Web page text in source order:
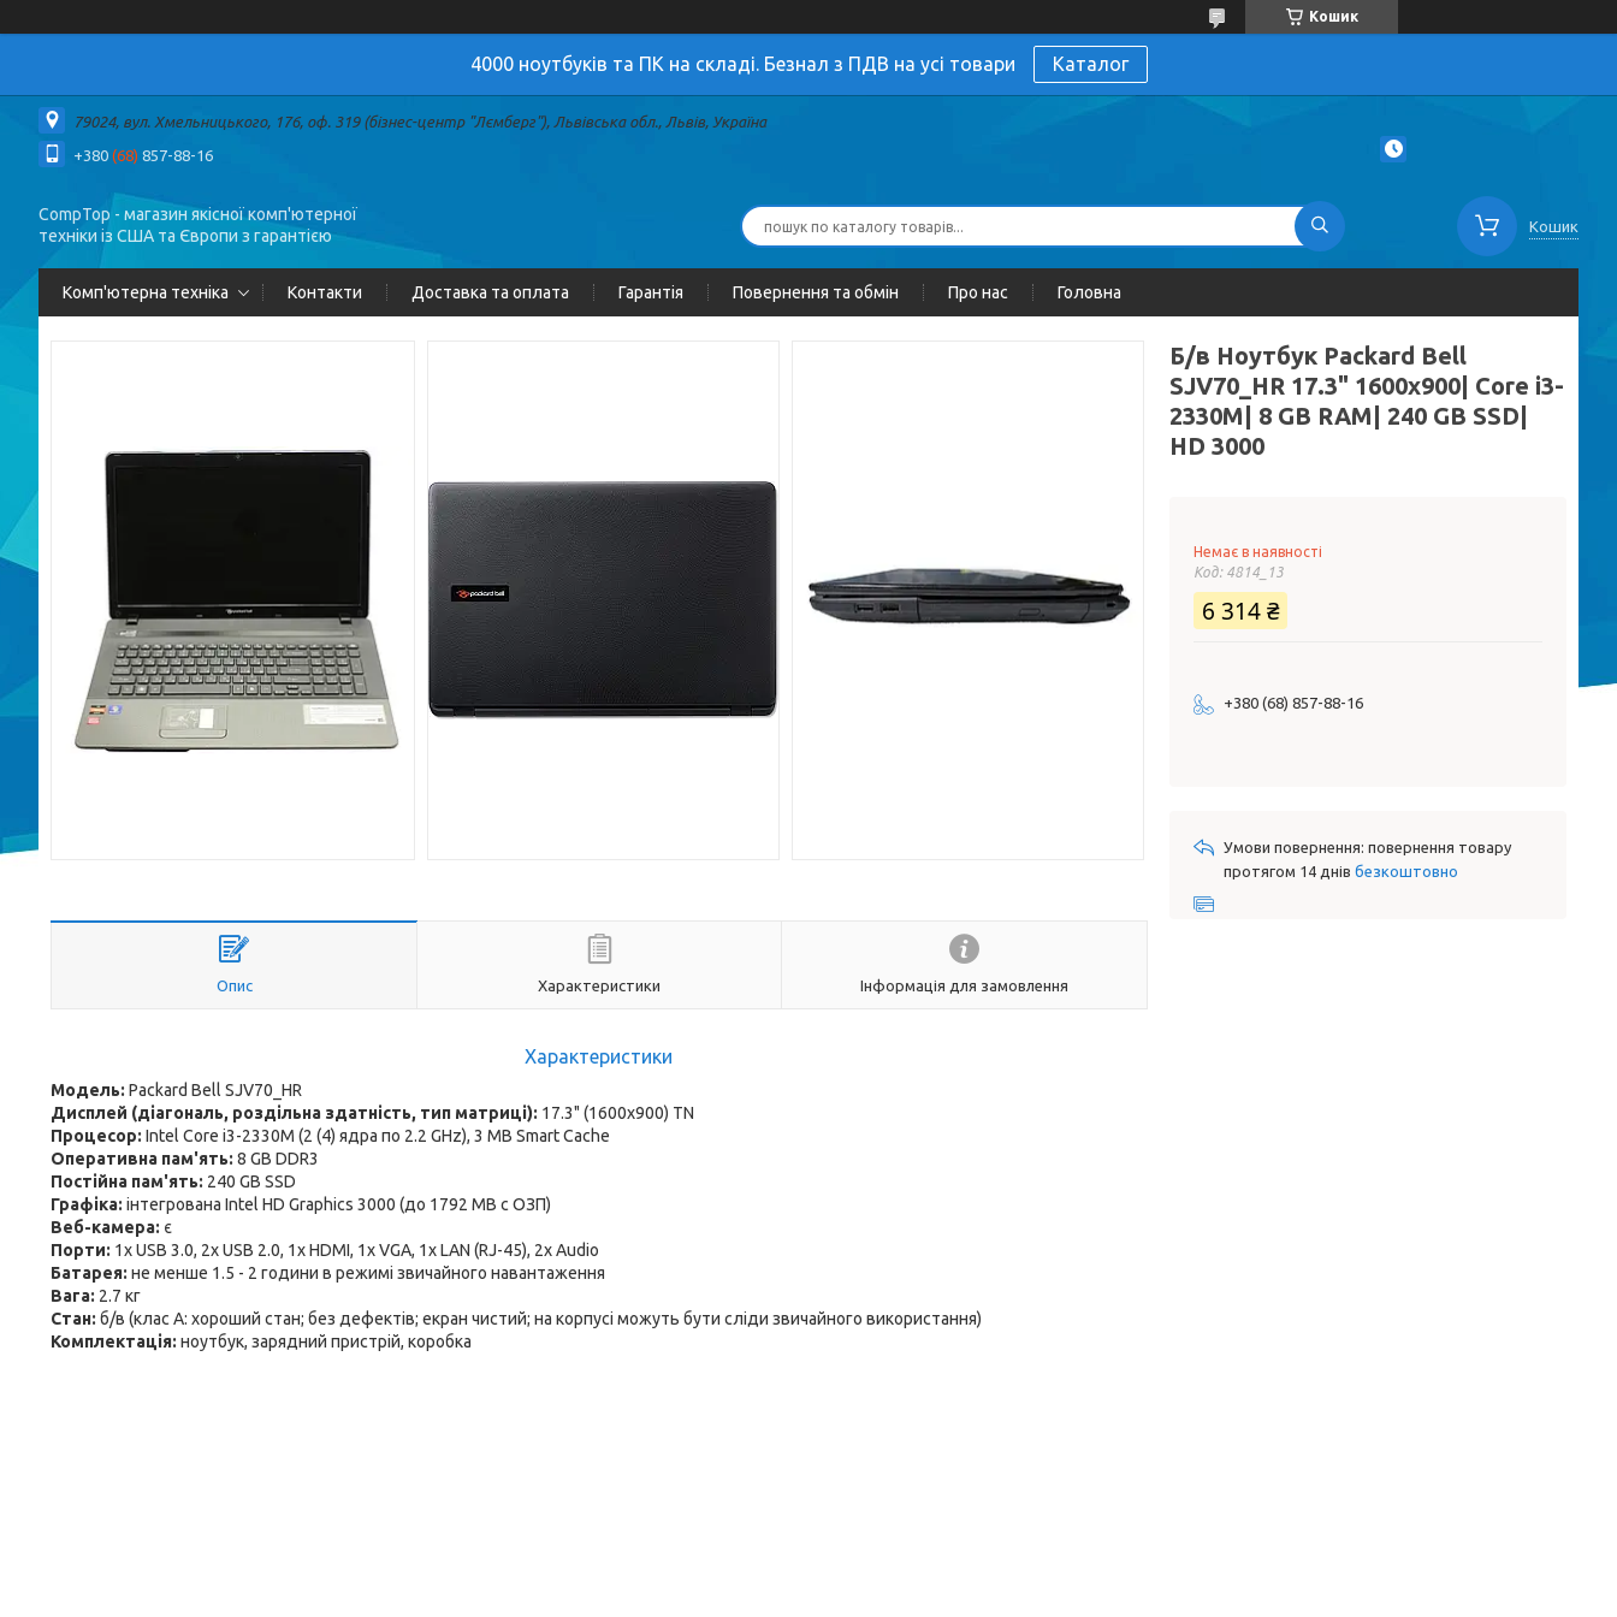
Кошик
4000 ноутбуків та ПК на складі. Безнал з ПДВ на усі товари Каталог
79024, вул. Хмельницького, 176, оф. 319 (бізнес-центр "Лємберг"), Львівська обл., Львів, Україна
+380 (68) 857-88-16
CompTop - магазин якісної комп'ютерної
техніки із США та Європи з гарантією
Кошик
Комп'ютерна техніка Контакти Доставка та оплата Гарантія Повернення та обмін Про нас Головна
Опис Характеристики Інформація для замовлення
Характеристики
Модель: Packard Bell SJV70_HR
Дисплей (діагональ, роздільна здатність, тип матриці): 17.3" (1600x900) TN
Процесор: Intel Core i3-2330M (2 (4) ядра по 2.2 GHz), 3 MB Smart Cache
Оперативна пам'ять: 8 GB DDR3
Постійна пам'ять: 240 GB SSD
Графіка: інтегрована Intel HD Graphics 3000 (до 1792 MB с ОЗП)
Веб-камера: є
Порти: 1x USB 3.0, 2x USB 2.0, 1x HDMI, 1x VGA, 1x LAN (RJ-45), 2x Audio
Батарея: не менше 1.5 - 2 години в режимі звичайного навантаження
Вага: 2.7 кг
Стан: б/в (клас А: хороший стан; без дефектів; екран чистий; на корпусі можуть бути сліди звичайного використання)
Комплектація: ноутбук, зарядний пристрій, коробка
Б/в Ноутбук Packard Bell
SJV70_HR 17.3" 1600x900| Core i3-
2330M| 8 GB RAM| 240 GB SSD|
HD 3000
Немає в наявності
Код: 4814_13
6 314 ₴
+380 (68) 857-88-16
повернення товару
протягом 14 днів безкоштовно